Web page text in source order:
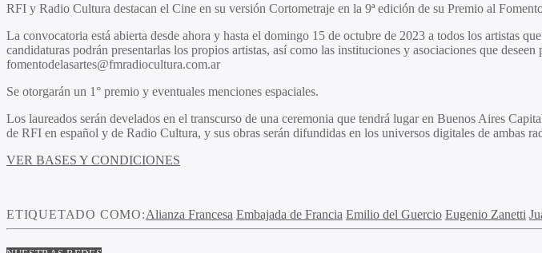
RFI y Radio Cultura destacan el Cine en su versión Cortometraje en la 9ª edición de su Premio al
La convocatoria está abierta desde ahora y hasta el domingo 15 de octubre de 2023 a todos los artistas
candidaturas podrán presentarlas los propios artistas, así como las instituciones y asociaciones que
fomentodelasartes@fmradiocultura.com.ar
Se otorgarán un 1° premio y eventuales menciones espaciales.
Los laureados serán develados en el transcurso de una ceremonia que tendrá lugar en Buenos Aires
de RFI en español y de Radio Cultura, y sus obras serán difundidas en los universos digitales de ambas
VER BASES Y CONDICIONES
ETIQUETADO COMO:Alianza Francesa Embajada de Francia Emilio del Guercio Eugenio Zanetti